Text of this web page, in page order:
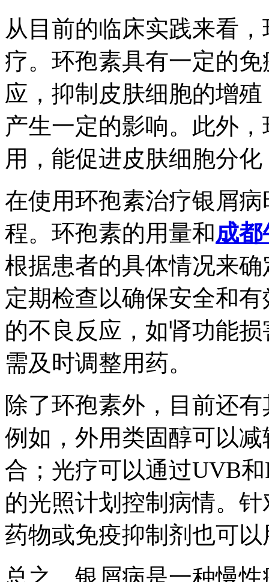
从目前的临床实践来看
疗。环孢素具有一定的
应，抑制皮肤细胞的增
产生一定的影响。此外
用，能促进皮肤细胞分
在使用环孢素治疗银屑
程。环孢素的用量和成
根据患者的具体情况来
定期检查以确保安全和
的不良反应，如肾功能
需及时调整用药。
除了环孢素外，目前还
例如，外用类固醇可以
合；光疗可以通过UVB
的光照计划控制病情。
药物或免疫抑制剂也可
总之，银屑病是一种慢